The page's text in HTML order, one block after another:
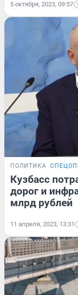
5 октября, 2023, 09:57
ПОЛИТИКА
Кузбасс
дорог и
млрд рублей
11 апреля, 2023, 13:31